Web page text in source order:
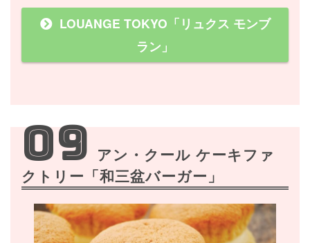
LOUANGE TOKYO「リュクス モンブ
ラン」
09 アン・クール ケーキファ
クトリー「和三盆バーガー」